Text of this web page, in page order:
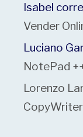
Isabel
Vender
Luciano
NotePad
Lorenzo